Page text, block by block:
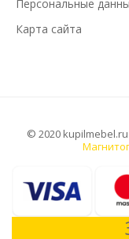
Персональные
Карта сайта
© 2020